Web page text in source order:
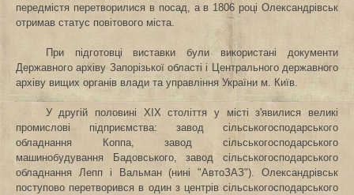
передмістя перетворилися в посад, а в 1806 році Олександрівськ
отримав статус повітового міста.
При підготовці виставки були використані документи
Державного архіву Запорізької області і Центрального державного
архіву вищих органів влади та управління України м. Київ.
У другій половині XIX століття у місті з'явилися великі
промислові підприємства: завод сільськогосподарського
обладнання Коппа, завод сільськогосподарського
машинобудування Бадовського, завод сільськогосподарського
обладнання Лепп і Вальман (нині "АвтоЗАЗ"). Олександрівськ
поступово перетворився в один з центрів сільськогосподарського